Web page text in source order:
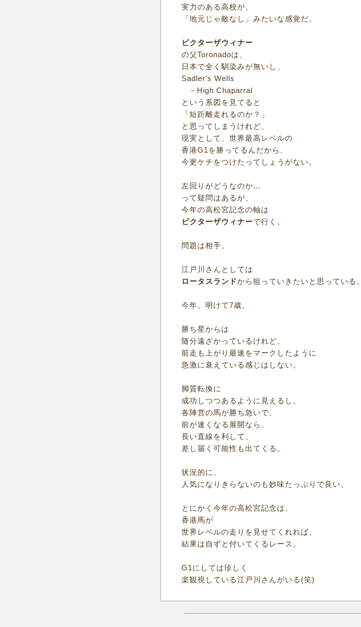
実力のある高校が、
「地元じゃ敵なし」みたいな感覚だ。
ビクターザウィナー
の父Toronadoは、
日本で全く馴染みが無いし、
Sadler's Wells
－High Chaparral
という系図を見てると
「短距離走れるのか？」
と思ってしまうけれど、
現実として、世界最高レベルの
香港G1を勝ってるんだから、
今更ケチをつけたってしょうがない。
左回りがどうなのか…
って疑問はあるが、
今年の高松宮記念の軸は
ビクターザウィナーで行く。
問題は相手。
江戸川さんとしては
ロータスランドから狙っていきたいと思っている。
今年、明けて7歳。
勝ち星からは
随分遠ざかっているけれど、
前走も上がり最速をマークしたように
急激に衰えている感じはしない。
脚質転換に
成功しつつあるように見えるし、
各陣営の馬が勝ち急いで、
前が速くなる展開なら、
長い直線を利して、
差し届く可能性も出てくる。
状況的に、
人気になりきらないのも妙味たっぷりで良い。
とにかく今年の高松宮記念は、
香港馬が
世界レベルの走りを見せてくれれば、
結果は自ずと付いてくるレース。
G1にしては珍しく
楽観視している江戸川さんがいる(笑)